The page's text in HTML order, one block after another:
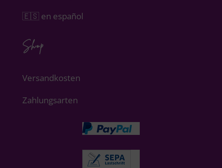
🇪🇸 en español
Shop
Versandkosten
Zahlungsarten